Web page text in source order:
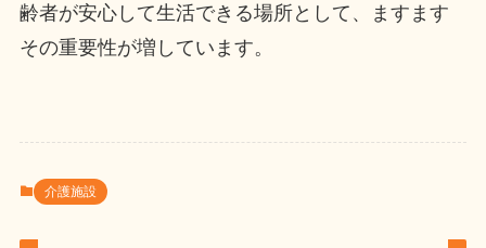
齢者が安心して生活できる場所として、ますます
その重要性が増しています。
介護施設